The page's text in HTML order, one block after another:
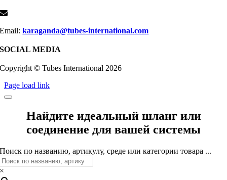
Email:karaganda@tubes-international.com
SOCIAL MEDIA
Copyright © Tubes International 2026
Page load link
Найдите идеальный шланг или
соединение для вашей системы
Поиск по названию, артикулу, среде или категории товара ...
×